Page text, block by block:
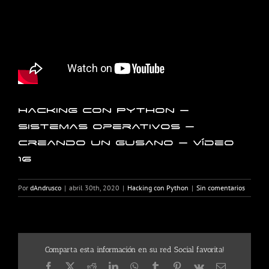
Hacking con Python –
Sistemas operativos –
Creando un gusano – Vídeo
16
Por dAndrusco | abril 30th, 2020 | Hacking con Python | Sin comentarios
Comparta esta información en su red Social favorita!
Facebook
X RedditLinkedInWhatsApp
TumblrPinterest
Vk Correo